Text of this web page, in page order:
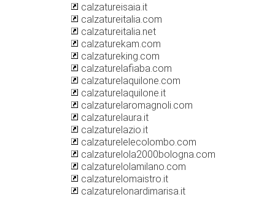
calzatureisaia.it
calzatureitalia.com
calzatureitalia.net
calzaturekam.com
calzatureking.com
calzaturelafiaba.com
calzaturelaquilone.com
calzaturelaquilone.it
calzaturelaromagnoli.com
calzaturelaura.it
calzaturelazio.it
calzaturelelecolombo.com
calzaturelola2000bologna.com
calzaturelolamilano.com
calzaturelomaistro.it
calzaturelonardimarisa.it